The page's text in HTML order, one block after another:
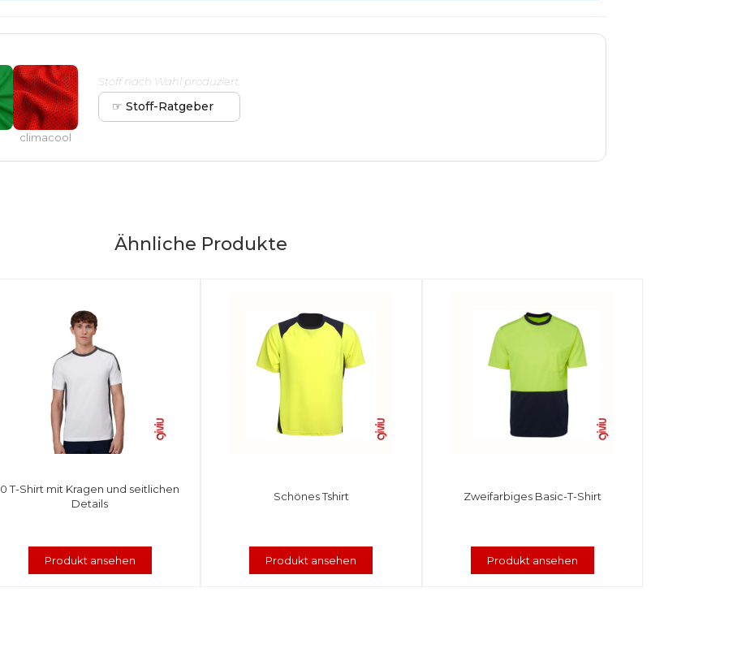
climacool
Stoff nach Wahl produziert.
☞ Stoff-Ratgeber
Ähnliche Produkte
0 T-Shirt mit Kragen und seitlichen
Details
Produkt ansehen
Schönes Tshirt
Produkt ansehen
Zweifarbiges Basic-T-Shirt
Produkt ansehen